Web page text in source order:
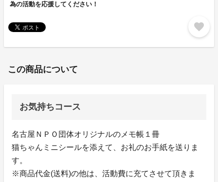
為の活動を応援してください！
favorite
この商品について
お気持ちコース
名古屋ＮＰＯ団体オリジナルのメモ帳１冊
猫ちゃんミニシールを添えて、お礼のお手紙を送りま
す。
※商品代金(送料)の他は、活動費に充てさせて頂きま